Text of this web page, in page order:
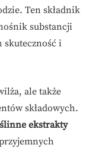
Ten składnik
substancji
skuteczność i
ale także
składowych.
ekstrakty